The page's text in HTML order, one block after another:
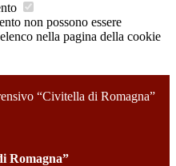
non possono essere
nella pagina della cookie
“Civitella di Romagna”
Romagna”